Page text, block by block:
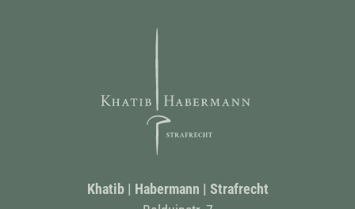
Khatib | Habermann | Strafrecht